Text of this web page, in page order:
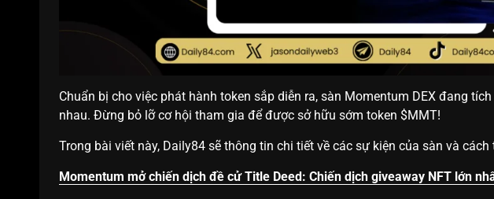
Chuẩn bị cho việc phát hành token sắp diễn ra, sàn Momentum DEX đang
nhau. Đừng bỏ lỡ cơ hội tham gia để được sở hữu sớm token $MMT!
Trong bài viết này, Daily84 sẽ thông tin chi tiết về các sự kiện của sàn và cách
Momentum mở chiến dịch đề cử Title Deed: Chiến dịch giveaway NFT lớn